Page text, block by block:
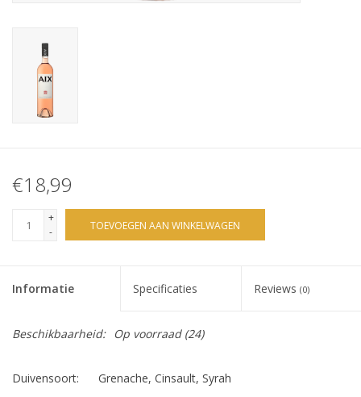
€18,99
+
-
TOEVOEGEN AAN WINKELWAGEN
Informatie Specificaties Reviews (0)
Beschikbaarheid: Op voorraad(24)
Duivensoort: Grenache, Cinsault, Syrah